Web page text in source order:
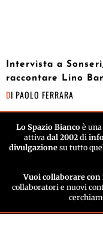
Intervista a
raccontare Lino
DI PAOLO FERRARA
Lo Spazio Biancoè
attiva dal 2002 di
divulgazione su tutto
Vuoi collaborare con
collaboratori e nuovi